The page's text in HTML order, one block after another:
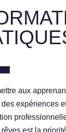
aux
des expériences
rêves est la